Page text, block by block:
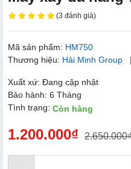
(3 đánh giá)
Mã sản phẩm: HM750
Thương hiệu: Hải Minh Group
Xuất xứ: Đang cập nhật
Bảo hành: 6 Tháng
Tình trạng: Còn hàng
1.200.000₫